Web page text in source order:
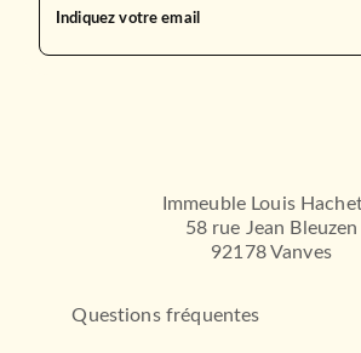
Indiquez votre email
Immeuble Louis
58 rue Jean Bleuzen
92178 Vanves
Questions fréquentes